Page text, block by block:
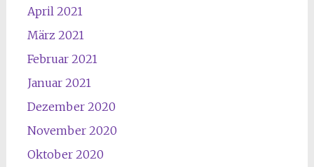
April 2021
März 2021
Februar 2021
Januar 2021
Dezember 2020
November 2020
Oktober 2020